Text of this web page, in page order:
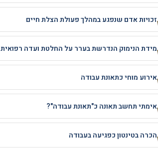
זכויות אדם שנפגע במהלך פעולת הצלת חיים
מידת הנימוק הנדרשת בערר על החלטת ועדה רפואית
אירוע מוחי כתאונת עבודה
אימתי תחשב תאונה כ"תאונת עבודה"?
הכרה בטינטון כפגיעה בעבודה